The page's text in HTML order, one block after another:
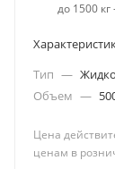
до 1500 кг
Тип —
Объем —
Цена
ценам в